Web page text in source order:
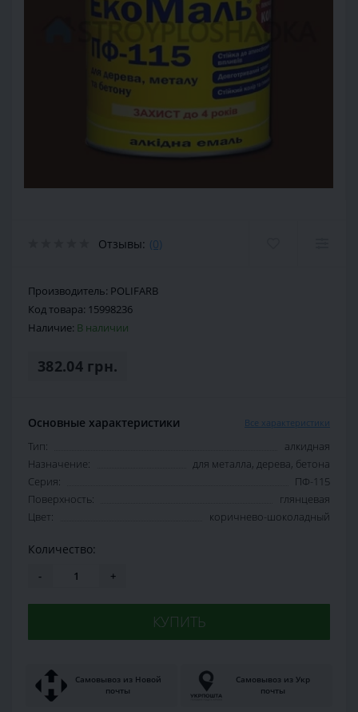
Отзывы: (0)
Производитель: POLIFARB
Код товара: 15998236
Наличие: В наличии
382.04 грн.
Основные характеристики Все характеристики
Тип:
алкидная
Назначение:
для металла, дерева, бетона
Серия:
ПФ-115
Поверхность:
глянцевая
Цвет:
коричнево-шоколадный
Количество:
- +
КУПИТЬ
Самовывоз из Новой
почты
Самовывоз из Укр
почты